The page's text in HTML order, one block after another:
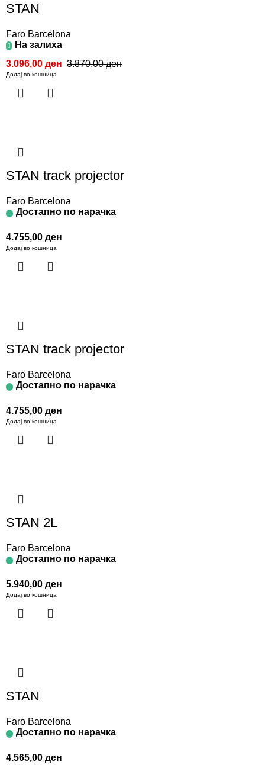
STAN
Faro Barcelona
На залиха
3.870,00ден
3.096,00 ден
Додај во кошница
STAN track projector
Faro Barcelona
Достапно по нарачка
4.755,00 ден
Додај во кошница
STAN track projector
Faro Barcelona
Достапно по нарачка
4.755,00 ден
Додај во кошница
STAN 2L
Faro Barcelona
Достапно по нарачка
5.940,00 ден
Додај во кошница
STAN
Faro Barcelona
Достапно по нарачка
4.565,00 ден